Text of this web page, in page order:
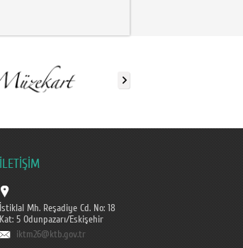
İLETİŞİM
İstiklal Mh. Reşadiye Cd. No: 18
Kat: 5 Odunpazarı/Eskişehir
iktm26@ktb.gov.tr